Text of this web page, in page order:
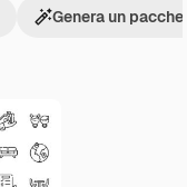
Genera un